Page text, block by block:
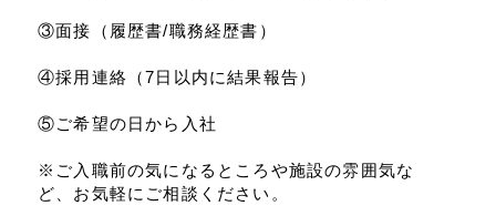
③面接（履歴書/職務経歴書）
④採用連絡（7日以内に結果報告）
⑤ご希望の日から入社
※ご入職前の気になるところや施設の雰囲気な
ど、お気軽にご相談ください。